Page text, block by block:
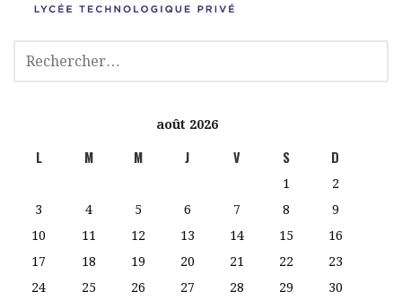
août 2026
L M M J V S D
1
2
3
4 5 6 7 8
9
10
11 12 13 14 15
16
17
18 19 20 21 22
23
24
25 26 27 28 29
30